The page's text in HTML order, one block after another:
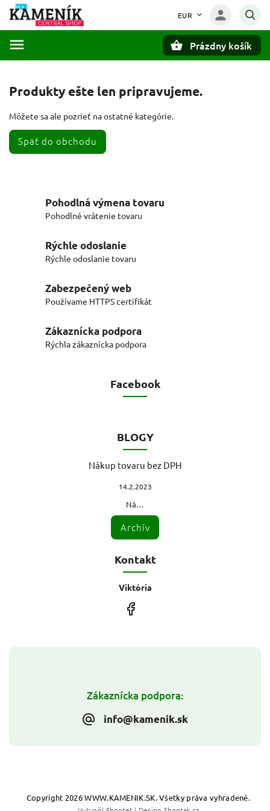
EUR
Prázdny košík
Produkty ešte len pripravujeme.
Môžete sa ale pozrieť na ostatné kategórie.
Späť do obchodu
Pohodlná výmena tovaru
Pohodlné vrátenie tovaru
Rýchle odoslanie
Rýchle odoslanie tovaru
Zabezpečený web
Používame HTTPS certifikát
Zákaznícka podpora
Rýchla zákaznícka podpora
Zákaznícka podpora:
info@kamenik.sk
Facebook
BLOGY
Nákup tovaru bez DPH
14.2.2023
Ná...
Archív
Kontakt
Viktória
Copyright 2026WWW.KAMENIK.SK. Všetky práva vyhradené.